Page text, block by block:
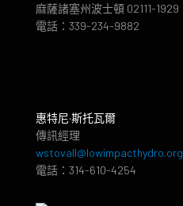
麻薩諸塞州波士頓 02111-1929
電話：339-234-9882
惠特尼·斯托瓦爾
傳訊經理
wstovall@lowimpacthydro.org
電話：314-610-4254